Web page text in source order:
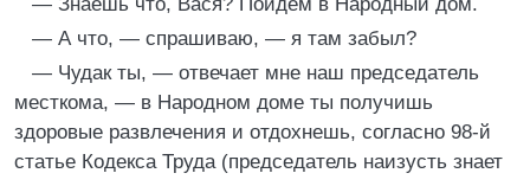
— А что, — спрашиваю, — я там забыл?
— Чудак ты, — отвечает мне наш председатель
месткома, — в Народном доме ты получишь
здоровые развлечения и отдохнешь, согласно 98-й
статье Кодекса Труда (председатель наизусть знает